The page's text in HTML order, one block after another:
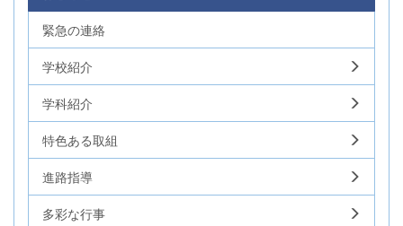
緊急の連絡
学校紹介
学科紹介
特色ある取組
進路指導
多彩な行事